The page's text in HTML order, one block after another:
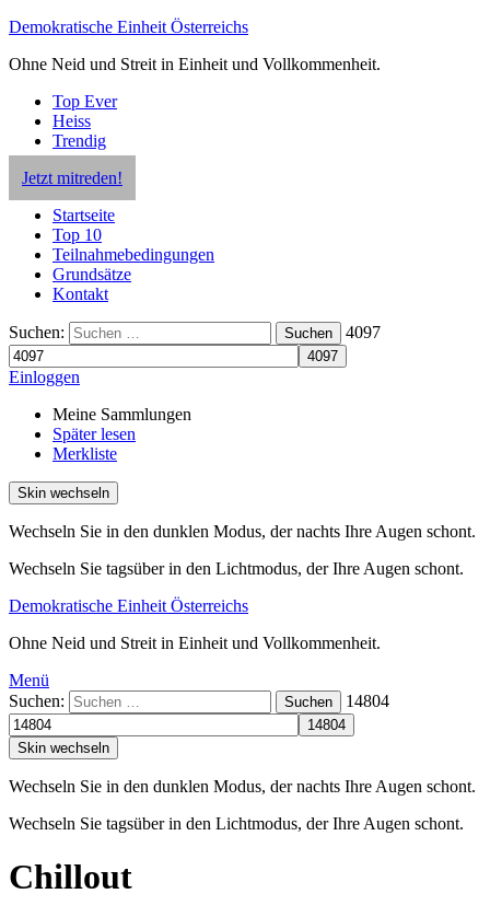
Demokratische Einheit Österreichs
Ohne Neid und Streit in Einheit und Vollkommenheit.
Top Ever
Heiss
Trendig
Jetzt mitreden!
Startseite
Top 10
Teilnahmebedingungen
Grundsätze
Kontakt
Suchen: Suchen 4097
Einloggen
Meine Sammlungen
Später lesen
Merkliste
Skin wechseln
Wechseln Sie in den dunklen Modus, der nachts Ihre Augen schont.
Wechseln Sie tagsüber in den Lichtmodus, der Ihre Augen schont.
Demokratische Einheit Österreichs
Ohne Neid und Streit in Einheit und Vollkommenheit.
Menü
Suchen:
Suchen 14804
Skin wechseln
Wechseln Sie in den dunklen Modus, der nachts Ihre Augen schont.
Wechseln Sie tagsüber in den Lichtmodus, der Ihre Augen schont.
Chillout